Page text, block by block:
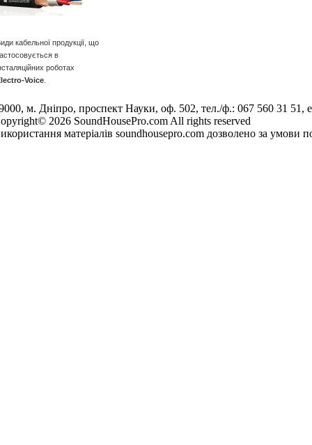
кабельної продукції, що
в
роботах
Voice
м. Дніпро, проспект Науки, оф. 502, тел./ф.: 067 560 31 51,
2026 SoundHousePro.com All rights reserved
матеріалів soundhousepro.com дозволено за умови